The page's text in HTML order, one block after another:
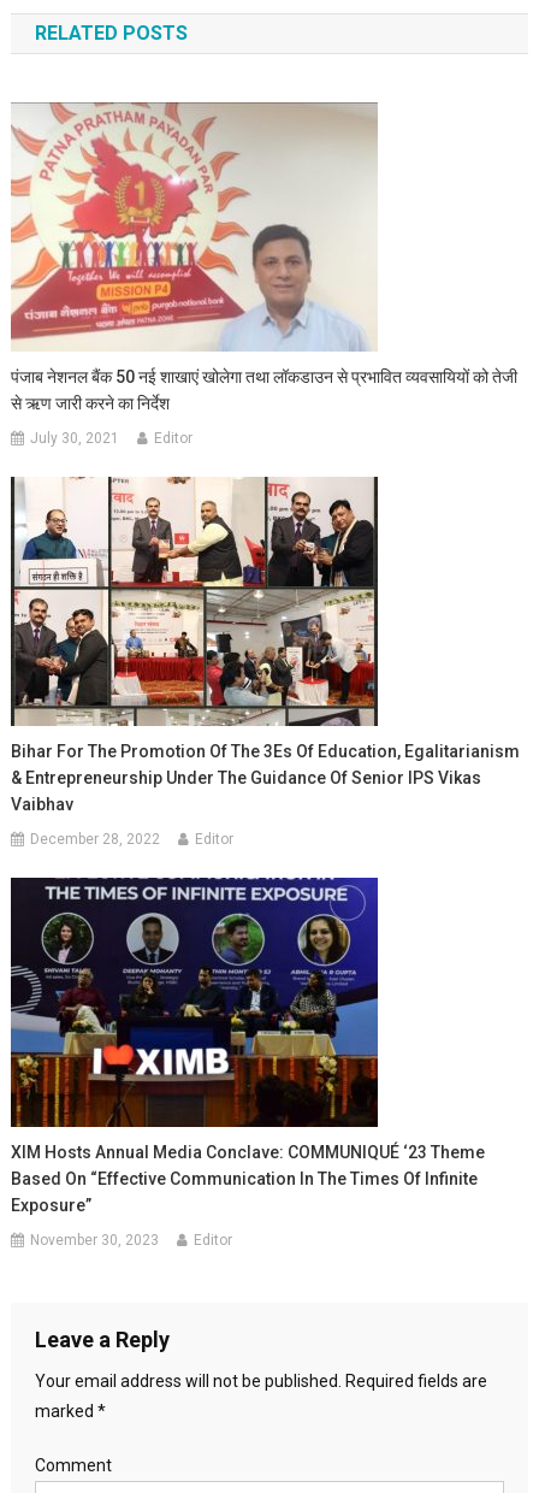
RELATED POSTS
पंजाब नेशनल बैंक 50 नई शाखाएं खोलेगा तथा लॉकडाउन से प्रभावित व्यवसायियों को तेजी
से ऋण जारी करने का निर्देश
July 30, 2021 Editor
Bihar For The Promotion Of The 3Es Of Education, Egalitarianism
& Entrepreneurship Under The Guidance Of Senior IPS Vikas
Vaibhav
December 28, 2022 Editor
XIM Hosts Annual Media Conclave: COMMUNIQUÉ ‘23 Theme
Based On “Effective Communication In The Times Of Infinite
Exposure”
November 30, 2023 Editor
Leave a Reply
Your email address will not be published.
Required fields are
marked *
Comment